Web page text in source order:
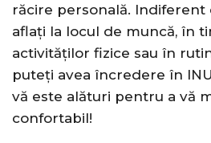
răcire personală. Indiferent
aflați la locul de muncă, în
activităților fizice sau în
puteți avea încredere în
vă este alături pentru a vă
confortabil!